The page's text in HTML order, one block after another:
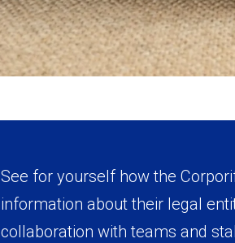
See for yourself how the
information about their legal
collaboration with teams and